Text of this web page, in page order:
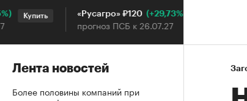
Купить «Русагро» ₽120 (+29,73%)
прогноз ПСБ к 26.07.27
Купить
Лента новостей
Более половины компаний при